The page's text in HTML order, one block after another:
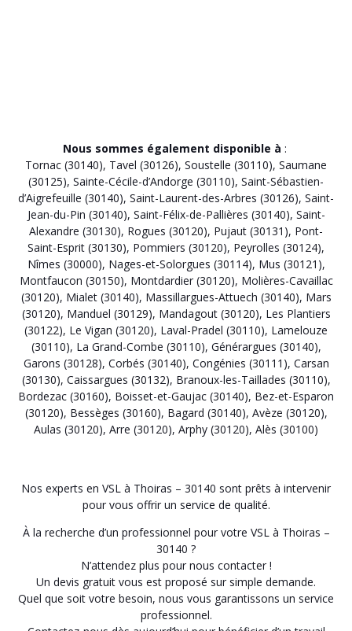
Nous sommes également disponible à :
Tornac (30140), Tavel (30126), Soustelle (30110), Saumane
(30125), Sainte-Cécile-d’Andorge (30110), Saint-Sébastien-
d’Aigrefeuille (30140), Saint-Laurent-des-Arbres (30126), Saint-
Jean-du-Pin (30140), Saint-Félix-de-Pallières (30140), Saint-
Alexandre (30130), Rogues (30120), Pujaut (30131), Pont-
Saint-Esprit (30130), Pommiers (30120), Peyrolles (30124),
Nîmes (30000), Nages-et-Solorgues (30114), Mus (30121),
Montfaucon (30150), Montdardier (30120), Molières-Cavaillac
(30120), Mialet (30140), Massillargues-Attuech (30140), Mars
(30120), Manduel (30129), Mandagout (30120), Les Plantiers
(30122), Le Vigan (30120), Laval-Pradel (30110), Lamelouze
(30110), La Grand-Combe (30110), Générargues (30140),
Garons (30128), Corbés (30140), Congénies (30111), Carsan
(30130), Caissargues (30132), Branoux-les-Taillades (30110),
Bordezac (30160), Boisset-et-Gaujac (30140), Bez-et-Esparon
(30120), Bessèges (30160), Bagard (30140), Avèze (30120),
Aulas (30120), Arre (30120), Arphy (30120), Alès (30100)
Nos experts en VSL à Thoiras – 30140 sont prêts à intervenir
pour vous offrir un service de qualité.
À la recherche d’un professionnel pour votre VSL à Thoiras –
30140 ?
N’attendez plus pour nous contacter !
Un devis gratuit vous est proposé sur simple demande.
Quel que soit votre besoin, nous vous garantissons un service
professionnel.